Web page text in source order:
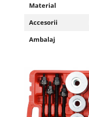
Material
Accesorii
Ambalaj